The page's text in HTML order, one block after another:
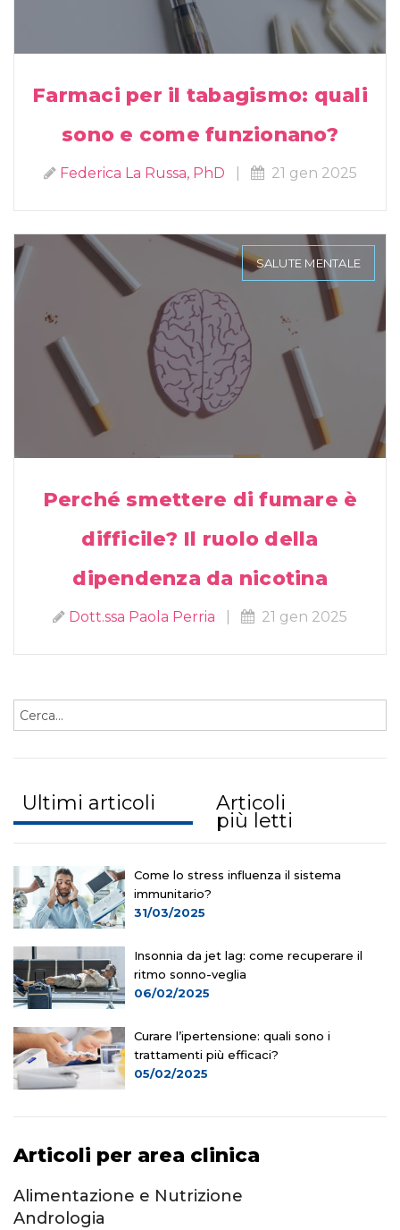
Farmaci per il tabagismo: quali
sono e come funzionano?
Federica La Russa, PhD 21 gen 2025
SALUTE MENTALE
Perché smettere di fumare è
difficile? Il ruolo della
dipendenza da nicotina
Dott.ssa Paola Perria 21 gen 2025
Ultimi articoli Articoli
più letti
Come lo stress influenza il sistema
immunitario?
31/03/2025
Insonnia da jet lag: come recuperare il
ritmo sonno-veglia
06/02/2025
Curare l’ipertensione: quali sono i
trattamenti più efficaci?
05/02/2025
Articoli per area clinica
Alimentazione e Nutrizione
Andrologia